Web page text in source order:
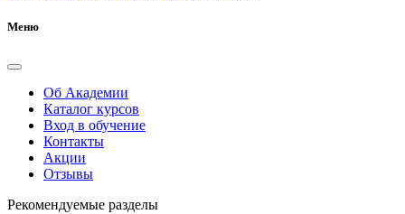
Меню
Об Академии
Каталог курсов
Вход в обучение
Контакты
Акции
Отзывы
Рекомендуемые разделы